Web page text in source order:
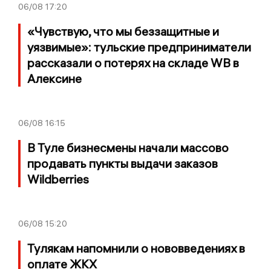
06/08 17:20
«Чувствую, что мы беззащитные и
уязвимые»: тульские предприниматели
рассказали о потерях на складе WB в
Алексине
06/08 16:15
В Туле бизнесмены начали массово
продавать пункты выдачи заказов
Wildberries
06/08 15:20
Тулякам напомнили о нововведениях в
оплате ЖКХ